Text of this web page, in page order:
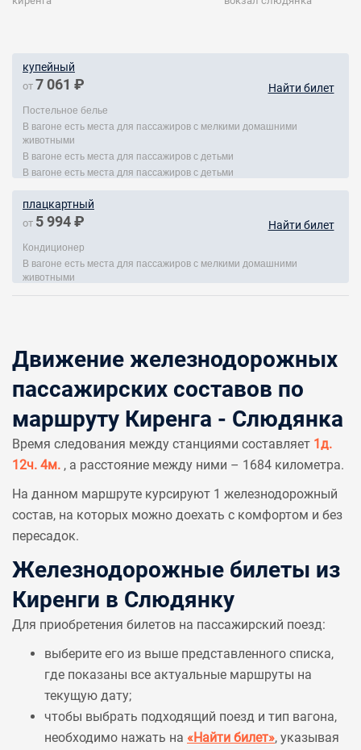
купейный
от 7 061 ₽ Найти билет
Постельное белье
В вагоне есть места для пассажиров с мелкими домашними
животными
В вагоне есть места для пассажиров с детьми
В вагоне есть места для пассажиров с детьми
плацкартный
от 5 994 ₽ Найти билет
Кондиционер
В вагоне есть места для пассажиров с мелкими домашними
животными
Движение железнодорожных
пассажирских составов по
маршруту Киренга - Слюдянка
Время следования между станциями составляет 1д.
12ч. 4м. , а расстояние между ними – 1684 километра.
На данном маршруте курсируют 1 железнодорожный
состав, на которых можно доехать с комфортом и без
пересадок.
Железнодорожные билеты из
Киренги в Слюдянку
Для приобретения билетов на пассажирский поезд:
выберите его из выше представленного списка,
где показаны все актуальные маршруты на
текущую дату;
чтобы выбрать подходящий поезд и тип вагона,
необходимо нажать на «Найти билет», указывая